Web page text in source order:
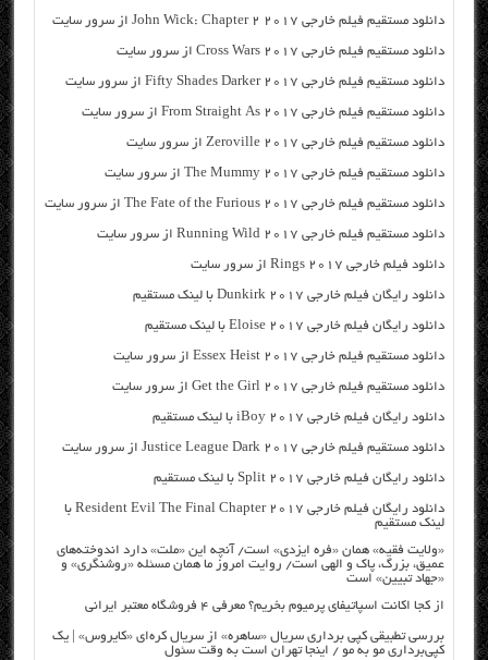
دانلود مستقیم فیلم خارجی John Wick: Chapter 2 2017 از سرور سایت
دانلود مستقیم فیلم خارجی Cross Wars 2017 از سرور سایت
دانلود مستقیم فیلم خارجی Fifty Shades Darker 2017 از سرور سایت
دانلود مستقیم فیلم خارجی From Straight As 2017 از سرور سایت
دانلود مستقیم فیلم خارجی Zeroville 2017 از سرور سایت
دانلود مستقیم فیلم خارجی The Mummy 2017 از سرور سایت
دانلود مستقیم فیلم خارجی The Fate of the Furious 2017 از سرور سایت
دانلود مستقیم فیلم خارجی Running Wild 2017 از سرور سایت
دانلود فیلم خارجی Rings 2017 از سرور سایت
دانلود رایگان فیلم خارجی Dunkirk 2017 با لینک مستقیم
دانلود رایگان فیلم خارجی Eloise 2017 با لینک مستقیم
دانلود مستقیم فیلم خارجی Essex Heist 2017 از سرور سایت
دانلود مستقیم فیلم خارجی Get the Girl 2017 از سرور سایت
دانلود رایگان فیلم خارجی iBoy 2017 با لینک مستقیم
دانلود مستقیم فیلم خارجی Justice League Dark 2017 از سرور سایت
دانلود رایگان فیلم خارجی Split 2017 با لینک مستقیم
دانلود رایگان فیلم خارجی Resident Evil The Final Chapter 2017 با
لینک مستقیم
«ولایت فقیه» همان «فره ایزدی» است/ آنچه این «ملت» دارد اندوخته‌های
عمیق، بزرگ، پاک و الهی است/ روایت امروز ما همان مسئله «روشنگری» و
«جهاد تبیین» است
از کجا اکانت اسپاتیفای پرمیوم بخریم؟ معرفی ۴ فروشگاه معتبر ایرانی
بررسی تطبیقی کپی برداری سریال «ساهره» از سریال کره‌ای «کایروس» | یک
کپی‌برداری مو به مو / اینجا تهران است به وقت سئول